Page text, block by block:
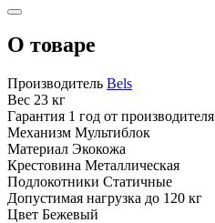
О товаре
Производитель Bels
Вес 23 кг
Гарантия 1 год от производителя
Механизм Мультиблок
Материал Экокожа
Крестовина Металлическая
Подлокотники Статичные
Допустимая нагрузка до 120 кг
Цвет Бежевый